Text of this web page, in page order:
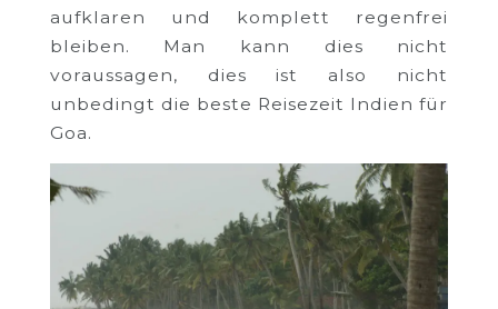
aufklaren und komplett regenfrei
bleiben. Man kann dies nicht
voraussagen, dies ist also nicht
unbedingt die beste Reisezeit Indien für
Goa.